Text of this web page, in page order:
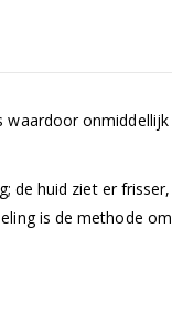
waardoor
de huid ziet er
is de methode om